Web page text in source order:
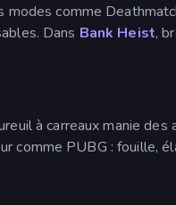
comme
Dans Bank Heist,
à carreaux manie
comme PUBG : fouille,